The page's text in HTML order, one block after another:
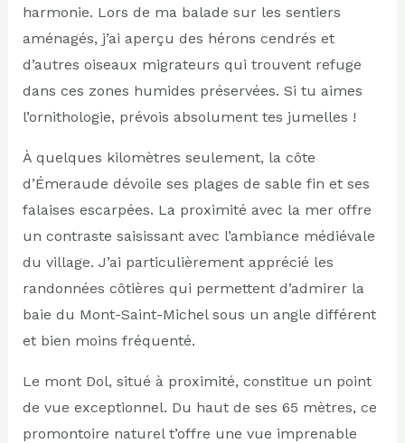
harmonie. Lors de ma balade sur les sentiers
aménagés, j’ai aperçu des hérons cendrés et
d’autres oiseaux migrateurs qui trouvent refuge
dans ces zones humides préservées. Si tu aimes
l’ornithologie, prévois absolument tes jumelles !
À quelques kilomètres seulement, la côte
d’Émeraude dévoile ses plages de sable fin et ses
falaises escarpées. La proximité avec la mer offre
un contraste saisissant avec l’ambiance médiévale
du village. J’ai particulièrement apprécié les
randonnées côtières qui permettent d’admirer la
baie du Mont-Saint-Michel sous un angle différent
et bien moins fréquenté.
Le mont Dol, situé à proximité, constitue un point
de vue exceptionnel. Du haut de ses 65 mètres, ce
promontoire naturel t’offre une vue imprenable